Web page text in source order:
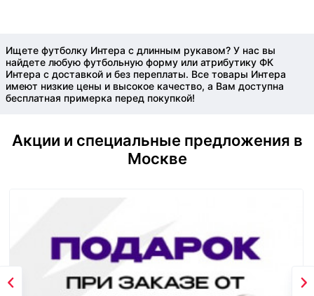
Ищете футболку Интера с длинным рукавом? У нас вы
найдете любую футбольную форму или атрибутику ФК
Интера с доставкой и без переплаты. Все товары Интера
имеют низкие цены и высокое качество, а Вам доступна
бесплатная примерка перед покупкой!
Акции и специальные предложения в
Москве